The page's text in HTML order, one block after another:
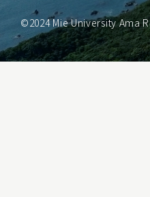
©2024 Mie University Ama